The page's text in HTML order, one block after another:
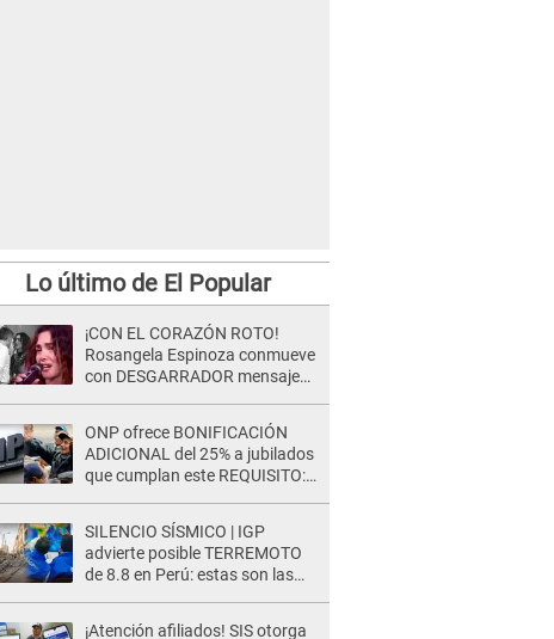
Lo último de El Popular
¡CON EL CORAZÓN ROTO!
Rosangela Espinoza conmueve
con DESGARRADOR mensaje
ONP ofrece BONIFICACIÓN
ADICIONAL del 25% a jubilados
que cumplan este REQUISITO:
SILENCIO SÍSMICO | IGP
advierte posible TERREMOTO
de 8.8 en Perú: estas son las
¡Atención afiliados! SIS otorga